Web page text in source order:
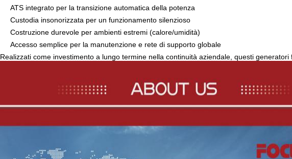
ATS integrato per la transizione automatica della potenza
Custodia insonorizzata per un funzionamento silenzioso
Costruzione durevole per ambienti estremi (calore/umidità)
Accesso semplice per la manutenzione e rete di supporto globale
Realizzati come investimento a lungo termine nella continuità aziendale, questi